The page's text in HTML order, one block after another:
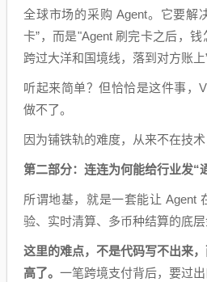
全球市场的采购 Agent。它要解
卡”，而是"Agent 刷完卡之后，
跨过大洋和国境线，落到对方账上
听起来简单？但恰恰是这件事，
做不了。
因为铺铁轨的难度，从来不在技术
第二部分：连连为何能给行业发“
所谓地基，就是一套能让 Agent
验、实时清算、多币种结算的底层
这里的难点，不是代码写不出来
高了。 一笔跨境支付背后，要过